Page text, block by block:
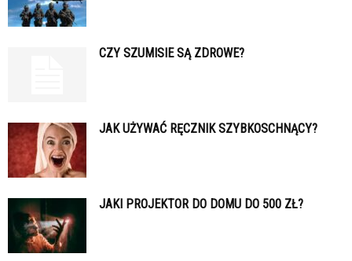
CZY SZUMISIE SĄ ZDROWE?
JAK UŻYWAĆ RĘCZNIK SZYBKOSCHNĄCY?
JAKI PROJEKTOR DO DOMU DO 500 ZŁ?